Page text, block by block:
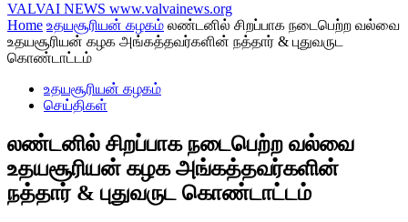
VALVAI NEWS www.valvainews.org
Home உதயசூரியன் கழகம் லண்டனில் சிறப்பாக நடைபெற்ற வல்வை
உதயசூரியன் கழக அங்கத்தவர்களின் நத்தார் & புதுவருட
கொண்டாட்டம்
உதயசூரியன் கழகம்
செய்திகள்
லண்டனில் சிறப்பாக நடைபெற்ற வல்வை
உதயசூரியன் கழக அங்கத்தவர்களின்
நத்தார் & புதுவருட கொண்டாட்டம்